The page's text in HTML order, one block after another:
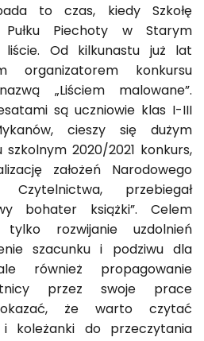
to czas, kiedy Szkołę
Piechoty w Starym
liście. Od kilkunastu już lat
organizatorem konkursu
„Liściem malowane”.
są uczniowie klas I-III
cieszy się dużym
2020/2021 konkurs,
założeń Narodowego
Czytelnictwa, przebiegał
bohater książki”. Celem
rozwijanie uzdolnień
szacunku i podziwu dla
również propagowanie
przez swoje prace
że warto czytać
koleżanki do przeczytania
Zwiększ rozmiar
Zmniejsz
literami
Zmniejsz odstęp
literami
Odcienie szarości
Duży kursor
Przewodnik
Podkreślanie
Wysoki kontrast